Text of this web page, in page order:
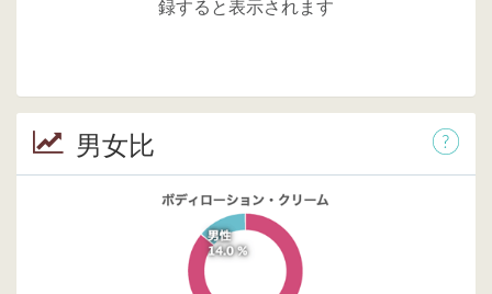
録すると表示されます
男女比